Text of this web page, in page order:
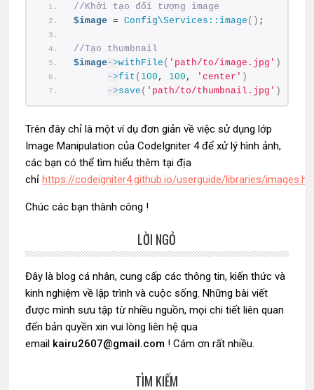
//Khởi tạo đối tượng image
$image = Config\Services::image () ;
//Tạo thumbnail
$image ->withFile ( 'path/to/image.jpg' )
->fit ( 100 , 100 , 'center' )
->save ( 'path/to/thumbnail.jpg' )
Trên đây chỉ là một ví dụ đơn giản về việc sử dụng lớp
Image Manipulation của CodeIgniter 4 để xử lý hình ảnh,
các bạn có thể tìm hiểu thêm tại địa
chỉ https://codeigniter4.github.io/userguide/libraries/
Chúc các bạn thành công !
chính
LỜI NGỎ
Đây là blog cá nhân, cung cấp các thông tin, kiến thức và
kinh nghiệm về lập trình và cuộc sống. Những bài viết
được mình sưu tập từ nhiều nguồn, mọi chi tiết liên quan
đến bản quyền xin vui lòng liên hệ qua
email kairu2607@gmail.com ! Cám ơn rất nhiều.
TÌM KIẾM